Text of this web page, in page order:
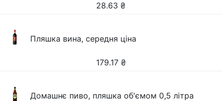
28.63 ₴
Пляшка вина, середня ціна
179.17 ₴
Домашнє пиво, пляшка об'ємом 0,5 літра